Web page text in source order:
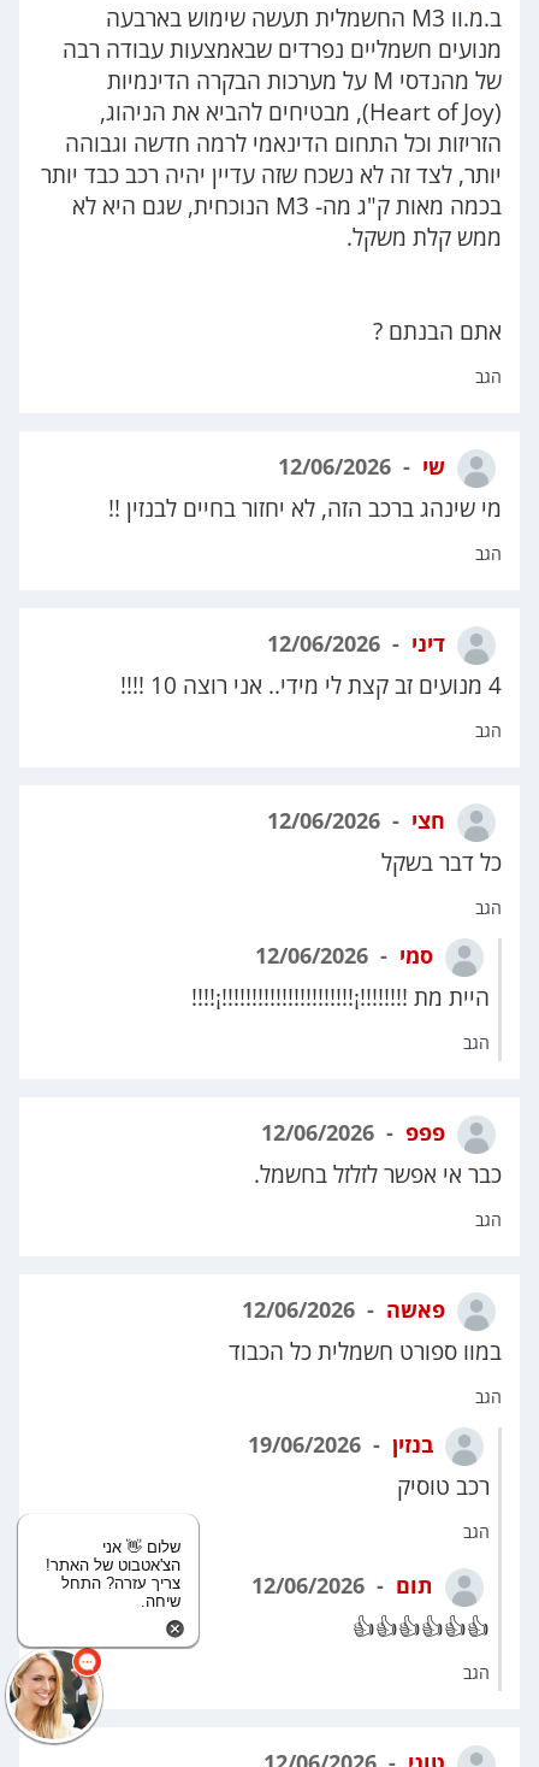
ב.מ.וו M3 החשמלית תעשה שימוש בארבעה
מנועים חשמליים נפרדים שבאמצעות עבודה רבה
של מהנדסי M על מערכות הבקרה הדינמיות
(Heart of Joy), מבטיחים להביא את הניהוג,
הזריזות וכל התחום הדינאמי לרמה חדשה וגבוהה
יותר, לצד זה לא נשכח שזה עדיין יהיה רכב כבד יותר
בכמה מאות ק"ג מה- M3 הנוכחית, שגם היא לא
ממש קלת משקל.
אתם הבנתם ?
הגב
שי
מי שינהג ברכב הזה, לא יחזור בחיים לבנזין !!
הגב
דיני
4 מנועים זב קצת לי מידי.. אני רוצה 10 !!!!
הגב
חצי
כל דבר בשקל
הגב
סמי
היית מת !!!!!!!!¡!!!!!!!!!!!!!!!!!!!!!!¡!!!!
הגב
פפפ
כבר אי אפשר לזלזל בחשמל.
הגב
פאשה
במוו ספורט חשמלית כל הכבוד
הגב
בנזין
רכב טוסיק
הגב
תום
👍👍👍👍👍👍
הגב
שלום 👋 אני
הצ'אטבוט של האתר!
צריך עזרה? התחל
שיחה.